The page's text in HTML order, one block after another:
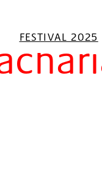
FESTIVAL 2025